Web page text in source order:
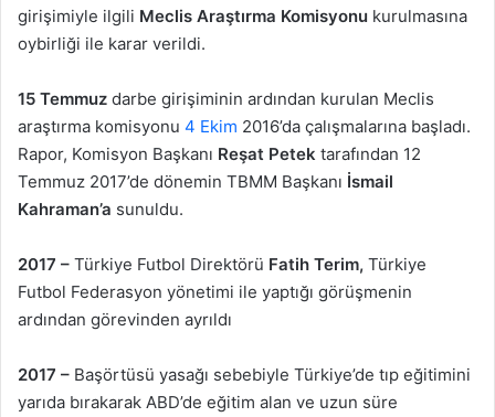
girişimiyle ilgili Meclis Araştırma Komisyonu kurulmasına
oybirliği ile karar verildi.
15 Temmuz darbe girişiminin ardından kurulan Meclis
araştırma komisyonu 4 Ekim 2016’da çalışmalarına başladı.
Rapor, Komisyon Başkanı Reşat Petek tarafından 12
Temmuz 2017’de dönemin TBMM Başkanı İsmail
Kahraman’a sunuldu.
2017 – Türkiye Futbol Direktörü Fatih Terim, Türkiye
Futbol Federasyon yönetimi ile yaptığı görüşmenin
ardından görevinden ayrıldı
2017 – Başörtüsü yasağı sebebiyle Türkiye’de tıp eğitimini
yarıda bırakarak ABD’de eğitim alan ve uzun süre